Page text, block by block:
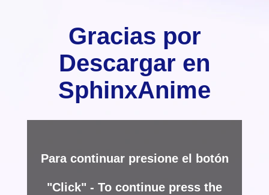
Gracias por
Descargar en
SphinxAnime
Para continuar presione el botón
"Click" - To continue press the